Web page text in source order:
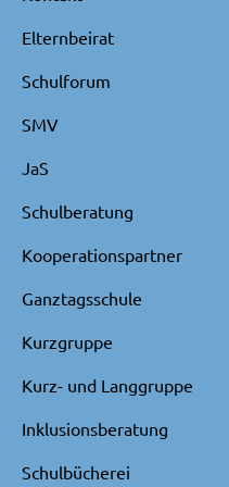
Elternbeirat
Schulforum
SMV
JaS
Schulberatung
Kooperationspartner
Ganztagsschule
Kurzgruppe
Kurz- und Langgruppe
Inklusionsberatung
Schulbücherei